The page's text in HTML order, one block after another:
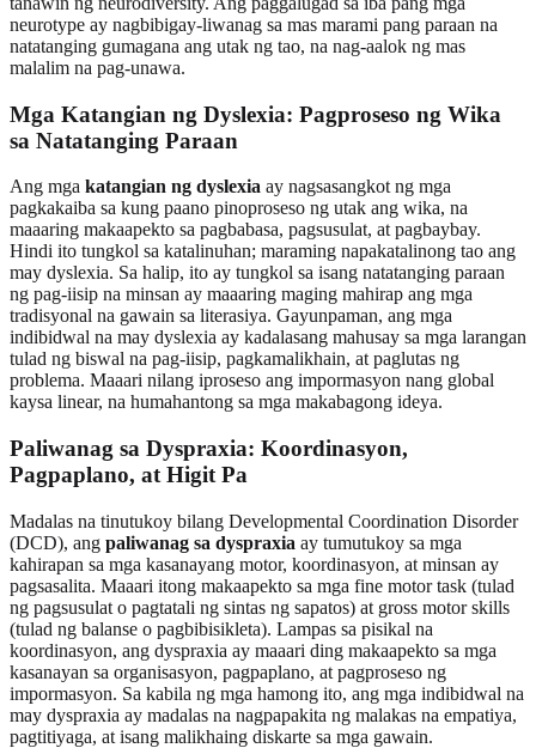
neurotype ay nagbibigay-liwanag sa mas marami pang paraan na
natatanging gumagana ang utak ng tao, na nag-aalok ng mas
malalim na pag-unawa.
Mga Katangian ng Dyslexia: Pagproseso ng Wika
sa Natatanging Paraan
Ang mga katangian ng dyslexia ay nagsasangkot ng mga
pagkakaiba sa kung paano pinoproseso ng utak ang wika, na
maaaring makaapekto sa pagbabasa, pagsusulat, at pagbaybay.
Hindi ito tungkol sa katalinuhan; maraming napakatalinong tao ang
may dyslexia. Sa halip, ito ay tungkol sa isang natatanging paraan
ng pag-iisip na minsan ay maaaring maging mahirap ang mga
tradisyonal na gawain sa literasiya. Gayunpaman, ang mga
indibidwal na may dyslexia ay kadalasang mahusay sa mga larangan
tulad ng biswal na pag-iisip, pagkamalikhain, at paglutas ng
problema. Maaari nilang iproseso ang impormasyon nang global
kaysa linear, na humahantong sa mga makabagong ideya.
Paliwanag sa Dyspraxia: Koordinasyon,
Pagpaplano, at Higit Pa
Madalas na tinutukoy bilang Developmental Coordination Disorder
(DCD), ang paliwanag sa dyspraxia ay tumutukoy sa mga
kahirapan sa mga kasanayang motor, koordinasyon, at minsan ay
pagsasalita. Maaari itong makaapekto sa mga fine motor task (tulad
ng pagsusulat o pagtatali ng sintas ng sapatos) at gross motor skills
(tulad ng balanse o pagbibisikleta). Lampas sa pisikal na
koordinasyon, ang dyspraxia ay maaari ding makaapekto sa mga
kasanayan sa organisasyon, pagpaplano, at pagproseso ng
impormasyon. Sa kabila ng mga hamong ito, ang mga indibidwal na
may dyspraxia ay madalas na nagpapakita ng malakas na empatiya,
pagtitiyaga, at isang malikhaing diskarte sa mga gawain.